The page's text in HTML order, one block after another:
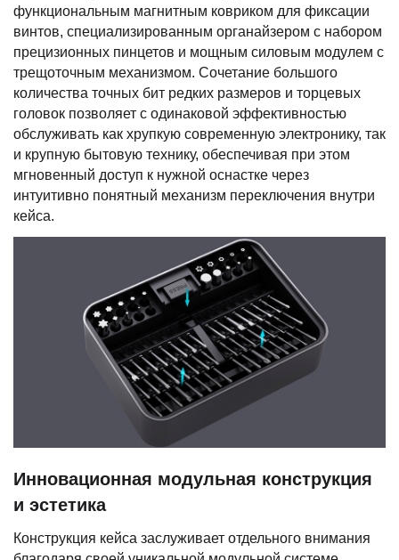
функциональным магнитным ковриком для фиксации
винтов, специализированным органайзером с набором
прецизионных пинцетов и мощным силовым модулем с
трещоточным механизмом. Сочетание большого
количества точных бит редких размеров и торцевых
головок позволяет с одинаковой эффективностью
обслуживать как хрупкую современную электронику, так
и крупную бытовую технику, обеспечивая при этом
мгновенный доступ к нужной оснастке через
интуитивно понятный механизм переключения внутри
кейса.
Инновационная модульная конструкция
и эстетика
Конструкция кейса заслуживает отдельного внимания